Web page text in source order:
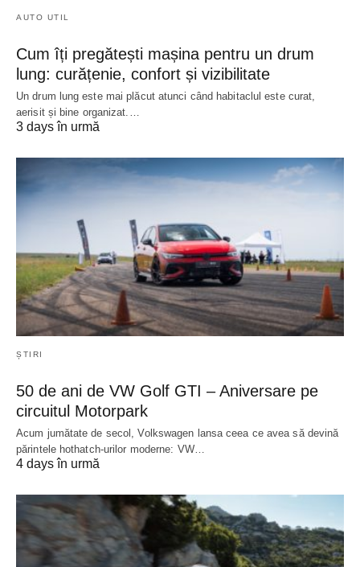
AUTO UTIL
Cum îți pregătești mașina pentru un drum
lung: curățenie, confort și vizibilitate
Un drum lung este mai plăcut atunci când habitaclul este curat,
aerisit și bine organizat.…
3 days în urmă
ȘTIRI
50 de ani de VW Golf GTI – Aniversare pe
circuitul Motorpark
Acum jumătate de secol, Volkswagen lansa ceea ce avea să devină
părintele hothatch-urilor moderne: VW…
4 days în urmă